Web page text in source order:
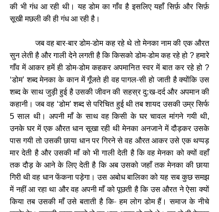
की भी गंध आ रही थी। यह डोम का गाँव है इसलिए यहाँ सिर्फ़ और सिर्फ़
सूखी मछली की ही गंध आ रही है।
जब वह बार-बार डोम-डोम कह रहे थे तो मेनका नाम की एक औरत
सुन लेती है और गाली देने लगती है कि किसको डोम-डोम कह रहे हो ?हमारे
गाँव में आकर हमें ही डोम-डोम कहकर अपमानित स्वर में बात कर रहे हो ?
‘डोम’शब्द मेनका के कान में गूँजते ही वह पागल-सी हो जाती है क्योंकि उस
शब्द के साथ जुड़ी हुई है उसकी जीवन की सहस्र दु:ख-दर्द और अपमान की
कहानी। जब वह ‘डोम’शब्द से परिचित हुई थी तब शायद उसकी उम्र सिर्फ
5 साल थी। अपनी माँ के साथ वह किसी के घर चावल मांगने गयी थी,
उनके घर में एक औरत धान सूखा रही थी मेनका अनजाने में दौड़कर उसके
पास गयी तो उसकी छाया धान पर गिरने से वह औरत आकर उसे एक थप्पड़
मार देती है और उसकी माँ को भी गाली देती है कि वह मेनका को क्यों वहाँ
तक दौड़ के आने के लिए देती है कि अब उसको जहाँ तक मेनका की छाया
गिरी थी वह धान फेंकना पड़ेगा। उस अबोध बालिका को यह सब कुछ समझ
में नहीं आ रहा था और वह अपनी माँ को पूछती है कि उस औरत ने ऐसा क्यों
किया तब उसकी माँ उसे बताती है कि- हम लोग डोम हैं। समाज के नीचे